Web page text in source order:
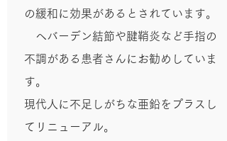
の緩和に効果があるとされています。
ヘバーデン結節や腱鞘炎など手指の
不調がある患者さんにお勧めしていま
す。
現代人に不足しがちな亜鉛をプラスし
てリニューアル。